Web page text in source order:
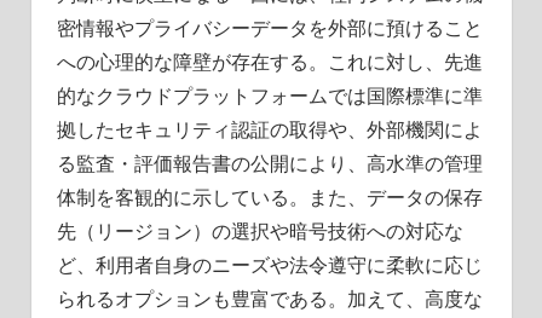
密情報やプライバシーデータを外部に預けること
への心理的な障壁が存在する。これに対し、先進
的なクラウドプラットフォームでは国際標準に準
拠したセキュリティ認証の取得や、外部機関によ
る監査・評価報告書の公開により、高水準の管理
体制を客観的に示している。また、データの保存
先（リージョン）の選択や暗号技術への対応な
ど、利用者自身のニーズや法令遵守に柔軟に応じ
られるオプションも豊富である。加えて、高度な